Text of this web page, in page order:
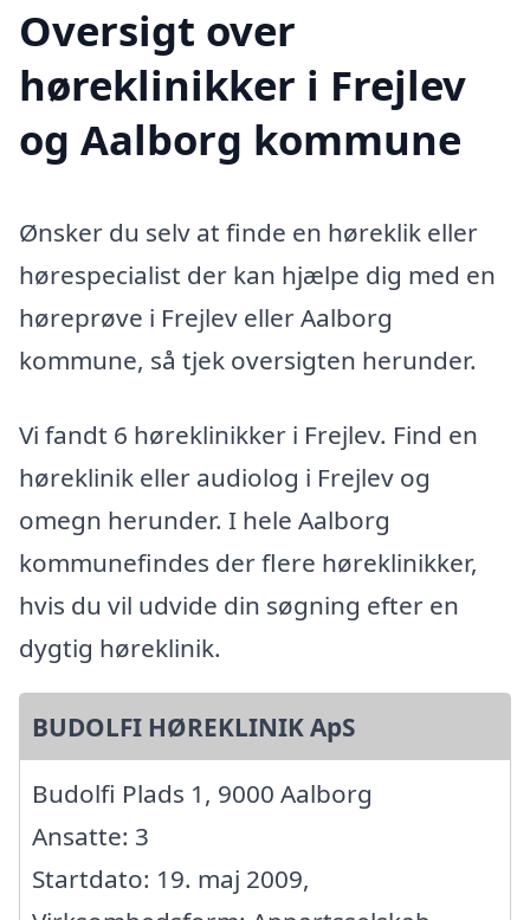
Oversigt over
høreklinikker i Frejlev
og Aalborg kommune
Ønsker du selv at finde en høreklik eller
hørespecialist der kan hjælpe dig med en
høreprøve i Frejlev eller Aalborg
kommune, så tjek oversigten herunder.
Vi fandt 6 høreklinikker i Frejlev. Find en
høreklinik eller audiolog i Frejlev og
omegn herunder. I hele Aalborg
kommunefindes der flere høreklinikker,
hvis du vil udvide din søgning efter en
dygtig høreklinik.
BUDOLFI HØREKLINIK ApS
Budolfi Plads 1, 9000 Aalborg
Ansatte: 3
Startdato: 19. maj 2009,